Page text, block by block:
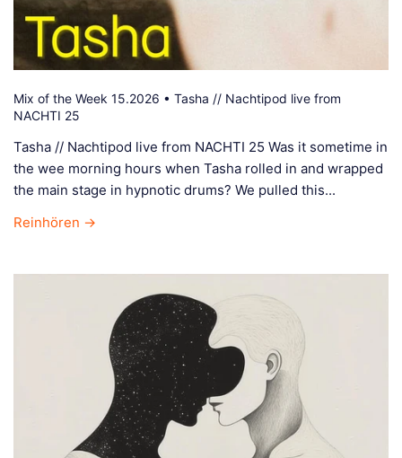
Mix of the Week 15.2026 • Tasha // Nachtipod live from
NACHTI 25
Tasha // Nachtipod live from NACHTI 25 Was it sometime in
the wee morning hours when Tasha rolled in and wrapped
the main stage in hypnotic drums? We pulled this...
Reinhören →